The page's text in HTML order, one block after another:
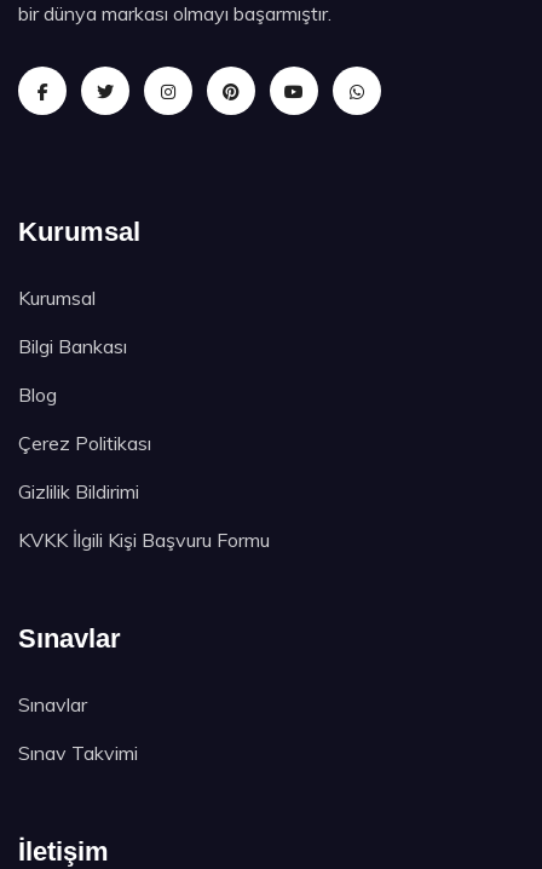
bir dünya markası olmayı başarmıştır.
Kurumsal
Kurumsal
Bilgi Bankası
Blog
Çerez Politikası
Gizlilik Bildirimi
KVKK İlgili Kişi Başvuru Formu
Sınavlar
Sınavlar
Sınav Takvimi
İletişim